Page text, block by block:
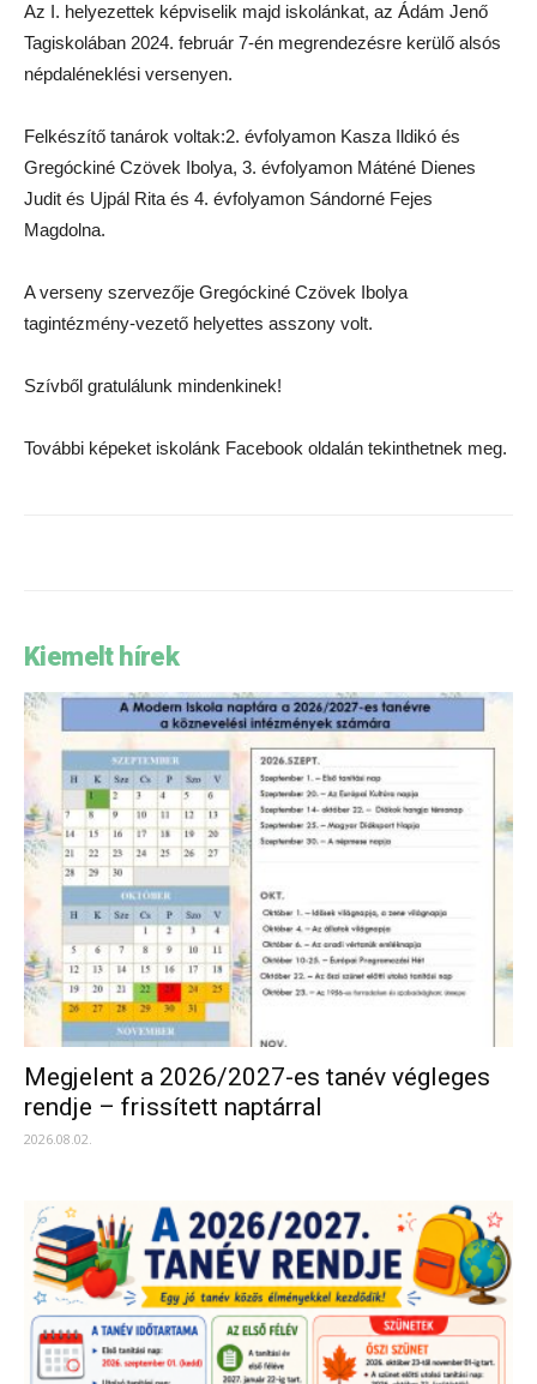
Az I. helyezettek képviselik majd iskolánkat, az Ádám Jenő
Tagiskolában 2024. február 7-én megrendezésre kerülő alsós
népdaléneklési versenyen.
Felkészítő tanárok voltak:2. évfolyamon Kasza Ildikó és
Gregóckiné Czövek Ibolya, 3. évfolyamon Máténé Dienes
Judit és Ujpál Rita és 4. évfolyamon Sándorné Fejes
Magdolna.
A verseny szervezője Gregóckiné Czövek Ibolya
tagintézmény-vezető helyettes asszony volt.
Szívből gratulálunk mindenkinek!
További képeket iskolánk Facebook oldalán tekinthetnek meg.
Kiemelt hírek
Megjelent a 2026/2027-es tanév végleges
rendje – frissített naptárral
2026.08.02.